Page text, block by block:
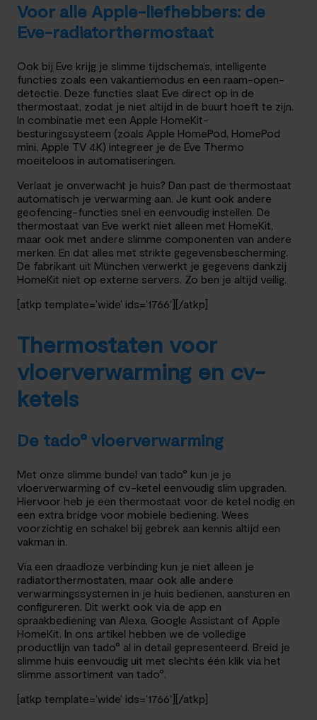
Voor alle Apple-liefhebbers: de
Eve-radiatorthermostaat
Ook bij Eve krijg je slimme tijdschema’s, intelligente
functies zoals een vakantiemodus en een raam-open-
detectie. Deze functies slaat Eve direct op in de
thermostaat, zodat je niet altijd in de buurt hoeft te zijn.
In combinatie met een Apple HomeKit-
besturingssysteem (zoals Apple HomePod, HomePod
mini, Apple TV 4K) integreer je de Eve Thermo
moeiteloos in automatiseringen.
Verlaat je onverwacht je huis? Dan past de thermostaat
automatisch je verwarming aan. Je kunt ook andere
geofencing-functies snel en eenvoudig instellen. De
thermostaat van Eve werkt niet alleen met HomeKit,
maar ook met andere slimme componenten van andere
merken. En dat alles met strikte gegevensbescherming.
De fabrikant uit München verwerkt je gegevens dankzij
HomeKit niet op externe servers. Zo ben je altijd veilig.
[atkp template=’wide’ ids=’1766′][/atkp]
Thermostaten voor
vloerverwarming en cv-
ketels
De tado° vloerverwarming
Met onze slimme bundel van tado° kun je je
vloerverwarming of cv-ketel eenvoudig slim upgraden.
Hiervoor heb je een thermostaat voor de ketel nodig en
een extra bridge voor mobiele bediening. Wees
voorzichtig en schakel bij gebrek aan kennis altijd een
vakman in.
Via een draadloze verbinding kun je niet alleen je
radiatorthermostaten, maar ook alle andere
verwarmingssystemen in je huis bedienen, aansturen en
configureren. Dit werkt ook via de app en
spraakbediening van Alexa, Google Assistant of Apple
HomeKit. In ons artikel hebben we de volledige
productlijn van tado° al in detail gepresenteerd. Breid je
slimme huis eenvoudig uit met slechts één klik via het
slimme assortiment van tado°.
[atkp template=’wide’ ids=’1766′][/atkp]